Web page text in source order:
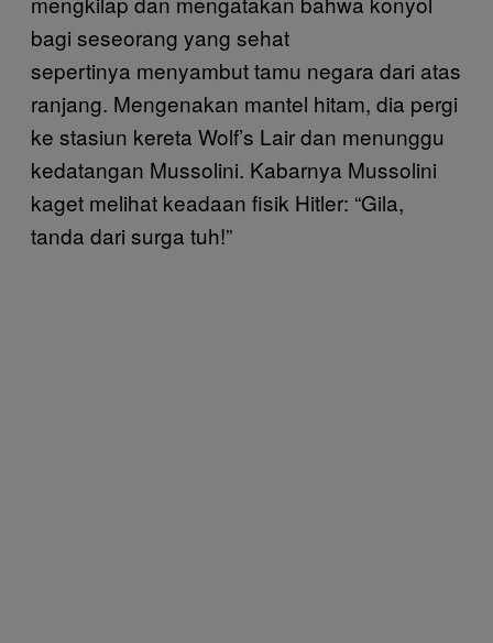
bagi seseorang yang sehat
sepertinya menyambut tamu negara dari atas
ranjang. Mengenakan mantel hitam, dia pergi
ke stasiun kereta Wolf’s Lair dan menunggu
kedatangan Mussolini. Kabarnya Mussolini
kaget melihat keadaan fisik Hitler: “Gila,
tanda dari surga tuh!”